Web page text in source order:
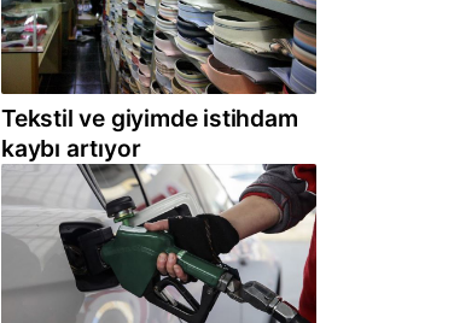
Tekstil ve giyimde istihdam
kaybı artıyor